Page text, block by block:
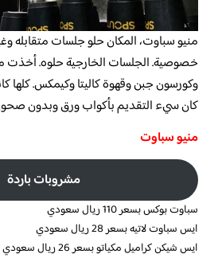
منيو سباوت،المكان حلو جلسات متقابله
خصوصية. الجلسات الخارجية حلوه. أخذت
وكورسون جبن وقهوة كاليتا وكيمكس. كلها
كان سيء التقديم بأكواب ورق وبدون
منيو سباوت
مشروبات باردة
سباوت بوكس بسعر 110 ريال سعودي
ايس سباوت لاتيه بسعر 28 ريال سعودي
ايس شيكن كراميل مكياتو بسعر 26 ريال سعودي